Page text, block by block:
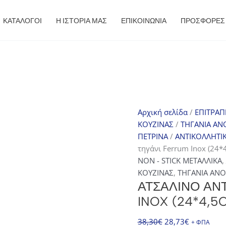
ΚΑΤΑΛΟΓΟΙ Η ΙΣΤΟΡΙΑ ΜΑΣ ΕΠΙΚΟΙΝΩΝΙΑ ΠΡΟΣΦΟΡΈΣ
Αρχική σελίδα/
ΚΟΥΖΙΝΑΣ/ ΤΗΓΑΝΙΑ
ΠΕΤΡΙΝΑ/
τηγάνι Ferrum Inox
NON - STICK ΜΕΤΑΛΛΙΚΑ,
ΚΟΥΖΙΝΑΣ, ΤΗΓΑΝΙΑ
ΑΤΣΆΛΙΝΟ
INOX
38,30€ Original
28,73€Η+ ΦΠΑ